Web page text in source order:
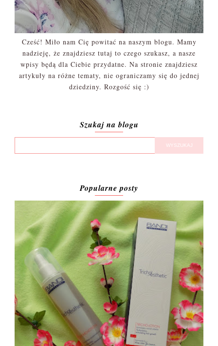
Cześć! Miło nam Cię powitać na naszym blogu. Mamy
nadzieję, że znajdziesz tutaj to czego szukasz, a nasze
wpisy będą dla Ciebie przydatne. Na stronie znajdziesz
artykuły na różne tematy, nie ograniczamy się do jednej
dziedziny. Rozgość się :)
Szukaj na blogu
Popularne posty